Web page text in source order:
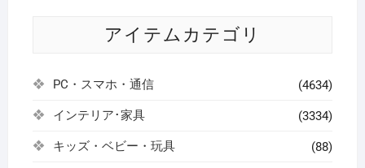
アイテムカテゴリ
PC・スマホ・通信 (4634)
インテリア･家具 (3334)
キッズ・ベビー・玩具 (88)